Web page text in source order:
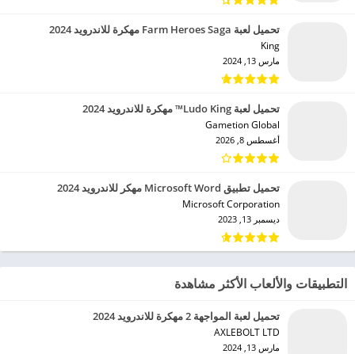
تحميل لعبة Farm Heroes Saga مهكرة للاندرويد 2024
King‏
مارس 13, 2024
تحميل لعبة Ludo King™ مهكرة للاندرويد 2024
Gametion Global‏
أغسطس 8, 2026
تحميل تطبيق Microsoft Word مهكر للاندرويد 2024
Microsoft Corporation‏
ديسمبر 13, 2023
التطبيقات والألعاب الأكثر مشاهدة
تحميل لعبة المواجهة 2 مهكرة للاندرويد 2024
AXLEBOLT LTD‏
مارس 13, 2024